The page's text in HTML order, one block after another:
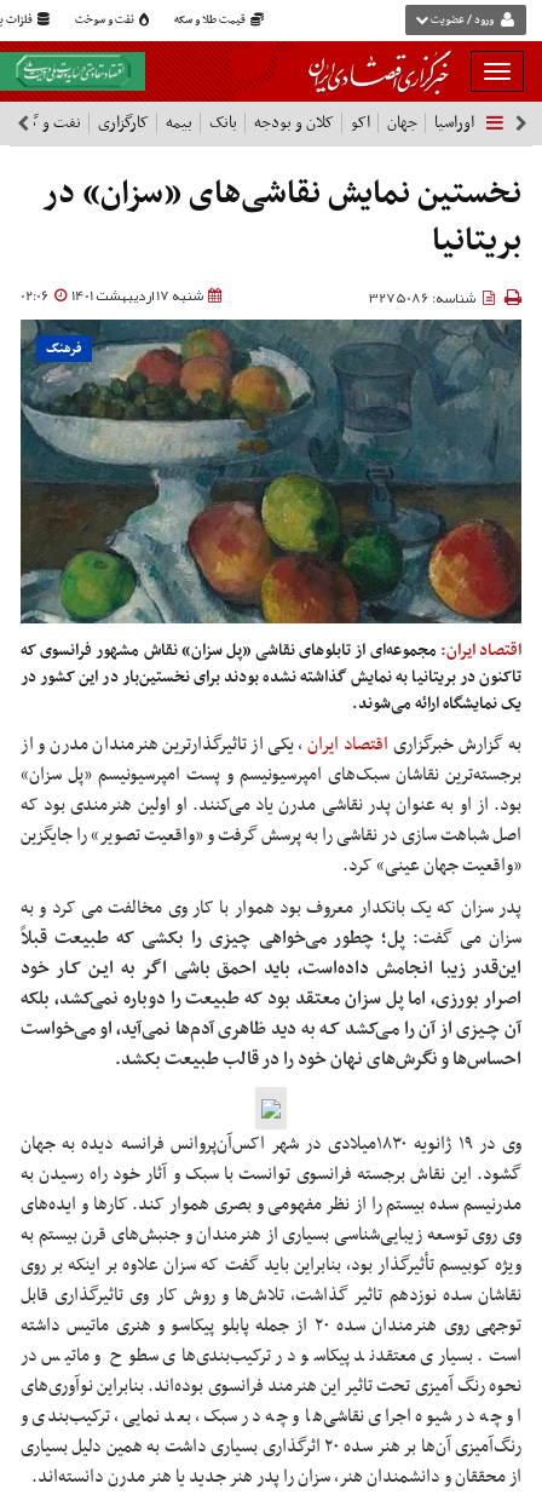
قیمت طلا و سکه نفت و سوخت فلزات ورود / عضویت
بار
و
بسته
نمودن
فهرست
اوراسیا جهان اکو کلان و بودجه بانک بیمه کارگزاری نفت و گاز
نخستین نمایش نقاشی‌های «سزان» در
بریتانیا
شنبه 17 اردیبهشت 1401 02:06 شناسه: 3275086
فرهنگ
اقتصاد ایران: مجموعه‌ای از تابلوهای نقاشی «پل سزان» نقاش مشهور فرانسوی که
تاکنون در بریتانیا به نمایش گذاشته نشده بودند برای نخستین‌بار در این کشور در
یک نمایشگاه ارائه می‌شوند.
به گزارش خبرگزاریاقتصاد ایران،یکی از تاثیرگذارترین هنرمندان مدرن و از
برجسته‌ترین نقاشان سبک‌های امپرسیونیسم و پست امپرسیونیسم «پل سزان»
بود. از او به عنوان پدر نقاشی مدرن یاد می‌کنند. او اولین هنرمندی بود که
اصل شباهت ‌سازی در نقاشی را به پرسش گرفت و «واقعیت تصویر» را جایگزین
«واقعیت جهان عینی» کرد.
پدر سزان که یک بانکدار معروف بود هموار با کار وی مخالفت می کرد و به
سزان می گفت:پل؛ چطور می‌خواهی چیزی را بکشی که طبیعت قبلاً
این‌قدر زیبا انجامش داده‌است، باید احمق باشی اگر به ایـن ‌کـار خود
اصرار بورزی، اما پل سزان معتقد بود که طبیعت را دوباره نمی‌کشد، بلکه
آن چـیزی از آن را مـی‌کشد کـه به دید ظاهری آدم‌ها نمی‌آید، او می‌خواست
احساس‌ها و نگرش‌های نهان خود را در قالب طبیعت بکشد.
وی در ۱۹ ژانویه ۱۸۳۰میلادی در شهر اکس‌آن‌پروانس فرانسه دیده به جهان
گشود. این نقاش برجسته فرانسوی توانست با سبک و آثار خود راه رسیدن به
مدرنیسم سده بیستم را از نظر مفهومی و بصری هموار کند. کارها و ایده‌های
وی روی توسعه زیبایی‌شناسی بسیاری از هنرمندان و جنبش‌های قرن بیستم به
ویژه کوبیسم تأثیرگذار بود، بنابراین باید گفت که سزان علاوه بر اینکه بر روی
نقاشان سده نوزدهم تاثیر گذاشت، تلاش‌ها و روش کار وی تاثیرگذاری قابل
توجهی روی هنرمندان سده‌ ۲۰ از جمله پابلو پیکاسو و هنری ماتیس داشته
است. بسیاری معتقدند پیکاسو در ترکیب‌بندی‌های سطوح و ماتیس در
نحوه‌ رنگ آمیزی تحت تاثیر این هنرمند فرانسوی بوده‌اند. بنابراین نوآوری‌های
او چه در شیوه اجرای نقاشی‌ها و چه در سبک، بعد نمایی، ترکیب‌بندی و
رنگ‌آمیزی آن‌ها بر هنر سده ۲۰ اثرگذاری بسیاری داشت به همین دلیل بسیاری
از محققان و دانشمندان هنر، سزان را پدر هنر جدید یا هنر مدرن دانسته‌اند.